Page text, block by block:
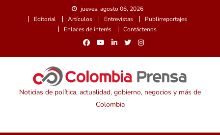
jueves, agosto 06, 2026
Editorial
Artículos Entrevistas
Publirreportajes
Enlaces de interés
Contáctenos
Noticias de política, actualidad, gobierno, negocios y más de
Colombia